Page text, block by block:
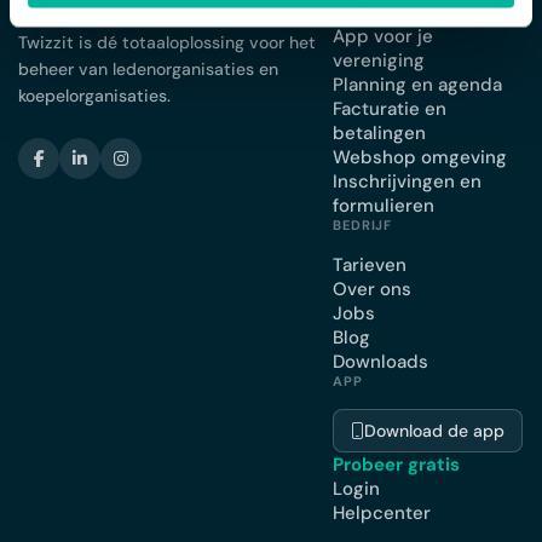
Twizzit is dé totaaloplossing voor het
beheer van ledenorganisaties en
koepelorganisaties.
Ledenbeheer
App voor je
vereniging
Planning en agenda
Facturatie en
betalingen
Webshop omgeving
Inschrijvingen en
formulieren
BEDRIJF
Tarieven
Over ons
Jobs
Blog
Downloads
APP
Download de app
Probeer gratis
Login
Helpcenter